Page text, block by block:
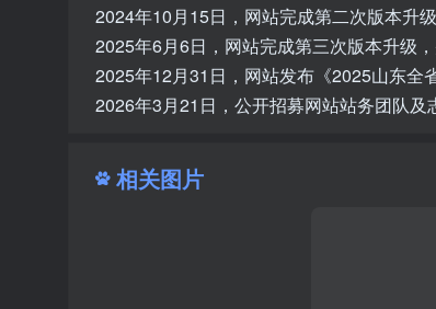
2024年10月15日，网站完成第二次版本升级
2025年6月6日，网站完成第三次版本升级，
2025年12月31日，网站发布《2025山东全
2026年3月21日，公开招募网站站务团队及
相关图片